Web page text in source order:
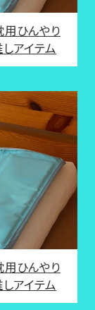
用ひんやり
アイテム
用ひんやり
アイテム